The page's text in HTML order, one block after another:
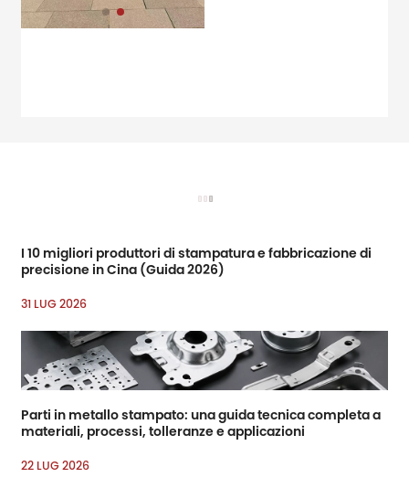
I 10 migliori produttori di stampatura e fabbricazione di
precisione in Cina (Guida 2026)
31 LUG 2026
Parti in metallo stampato: una guida tecnica completa a
materiali, processi, tolleranze e applicazioni
22 LUG 2026